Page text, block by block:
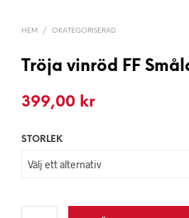
HEM / OKATEGORISERAD
Tröja vinröd FF
399,00 kr
STORLEK